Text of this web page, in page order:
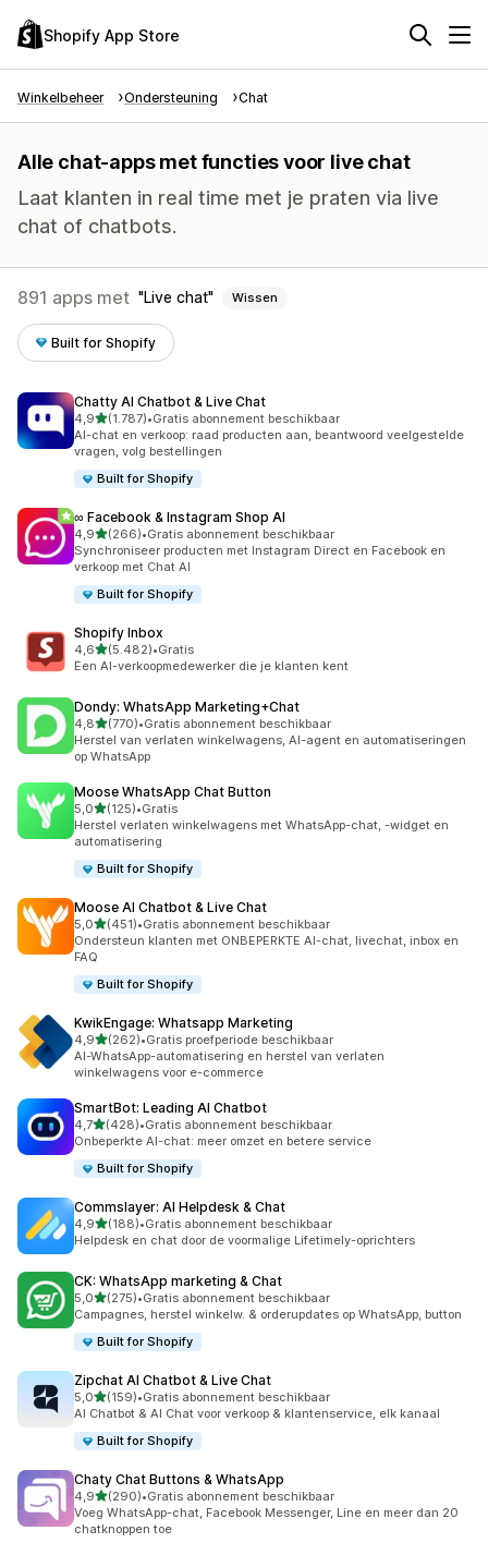
Shopify App Store
Winkelbeheer Ondersteuning Chat
Alle chat-apps met functies voor live chat
Laat klanten in real time met je praten via live
chat of chatbots.
891 apps met Live chat Wissen
Built for Shopify
Chatty AI Chatbot & Live Chat
4,9van 5 sterren
(1.787)
1787 recensies in totaal
•Gratis abonnement beschikbaar
AI-chat en verkoop: raad producten aan, beantwoord veelgestelde
vragen, volg bestellingen
Built for Shopify
∞ Facebook & Instagram Shop AI
4,9van 5 sterren
(266)
266 recensies in totaal
•Gratis abonnement beschikbaar
Synchroniseer producten met Instagram Direct en Facebook en
verkoop met Chat AI
Built for Shopify
Shopify Inbox
4,6van 5 sterren
(5.482)
5482 recensies in totaal
•Gratis
Een AI-verkoopmedewerker die je klanten kent
Dondy: WhatsApp Marketing+Chat
4,8van 5 sterren
(770)
770 recensies in totaal
•Gratis abonnement beschikbaar
Herstel van verlaten winkelwagens, AI-agent en automatiseringen
op WhatsApp
Moose WhatsApp Chat Button
5,0van 5 sterren
(125)
125 recensies in totaal
•Gratis
Herstel verlaten winkelwagens met WhatsApp-chat, -widget en
automatisering
Built for Shopify
Moose AI Chatbot & Live Chat
5,0van 5 sterren
(451)
451 recensies in totaal
•Gratis abonnement beschikbaar
Ondersteun klanten met ONBEPERKTE AI-chat, livechat, inbox en
FAQ
Built for Shopify
KwikEngage: Whatsapp Marketing
4,9van 5 sterren
(262)
262 recensies in totaal
•Gratis proefperiode beschikbaar
AI-WhatsApp-automatisering en herstel van verlaten
winkelwagens voor e-commerce
SmartBot: Leading AI Chatbot
4,7van 5 sterren
(428)
428 recensies in totaal
•Gratis abonnement beschikbaar
Onbeperkte AI-chat: meer omzet en betere service
Built for Shopify
Commslayer: AI Helpdesk & Chat
4,9van 5 sterren
(188)
188 recensies in totaal
•Gratis abonnement beschikbaar
Helpdesk en chat door de voormalige Lifetimely-oprichters
CK: WhatsApp marketing & Chat
5,0van 5 sterren
(275)
275 recensies in totaal
•Gratis abonnement beschikbaar
Campagnes, herstel winkelw. & orderupdates op WhatsApp, button
Built for Shopify
Zipchat AI Chatbot & Live Chat
5,0van 5 sterren
(159)
159 recensies in totaal
•Gratis abonnement beschikbaar
AI Chatbot & AI Chat voor verkoop & klantenservice, elk kanaal
Built for Shopify
Chaty Chat Buttons & WhatsApp
4,9van 5 sterren
(290)
290 recensies in totaal
•Gratis abonnement beschikbaar
Voeg WhatsApp-chat, Facebook Messenger, Line en meer dan 20
chatknoppen toe